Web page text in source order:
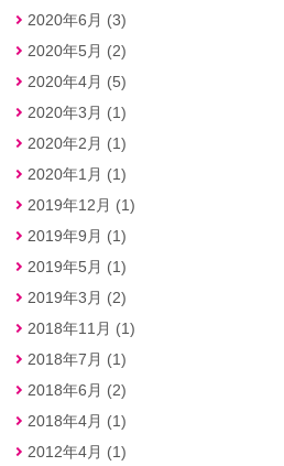
2020年6月 (3)
2020年5月 (2)
2020年4月 (5)
2020年3月 (1)
2020年2月 (1)
2020年1月 (1)
2019年12月 (1)
2019年9月 (1)
2019年5月 (1)
2019年3月 (2)
2018年11月 (1)
2018年7月 (1)
2018年6月 (2)
2018年4月 (1)
2012年4月 (1)